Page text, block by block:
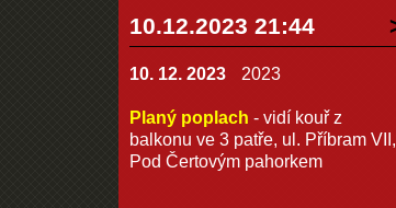
10.12.2023 21:44
10. 12. 2023 2023
Planý poplach - vidí kouř z
balkonu ve 3 patře, ul. Příbram VII,
Pod Čertovým pahorkem